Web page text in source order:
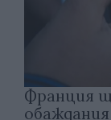
Франция